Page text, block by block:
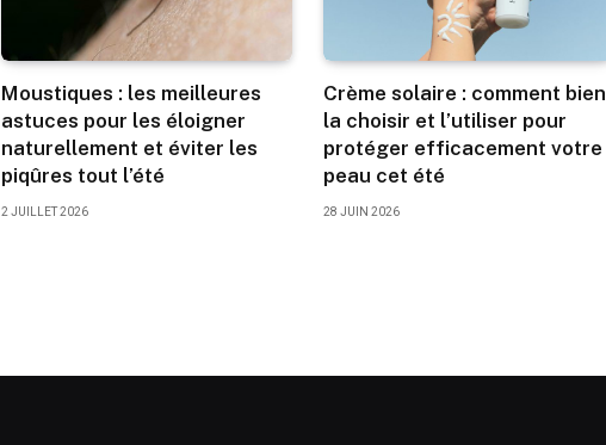
Moustiques : les meilleures
astuces pour les éloigner
naturellement et éviter les
piqûres tout l’été
2 JUILLET 2026
Crème solaire : comment bien
la choisir et l’utiliser pour
protéger efficacement votre
peau cet été
28 JUIN 2026